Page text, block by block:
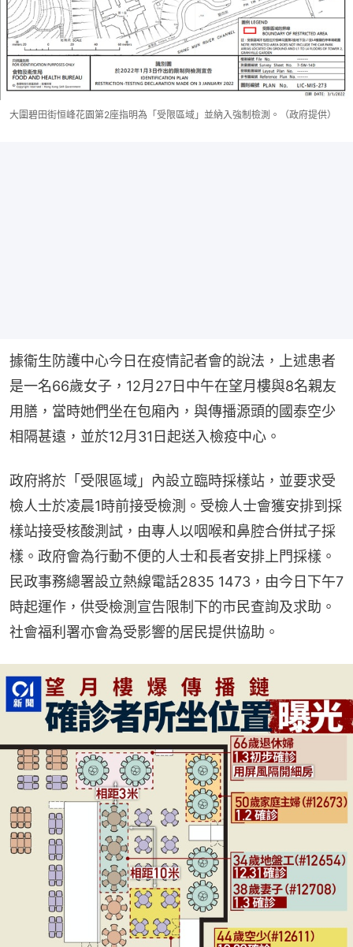
大圍碧田街恒峰花園第2座指明為「受限區域」並納入強制檢測。（政府提供）
據衞生防護中心今日在疫情記者會的說法，上述患者
是一名66歲女子，12月27日中午在望月樓與8名親友
用膳，當時她們坐在包廂內，與傳播源頭的國泰空少
相隔甚遠，並於12月31日起送入檢疫中心。
政府將於「受限區域」內設立臨時採樣站，並要求受
檢人士於凌晨1時前接受檢測。受檢人士會獲安排到採
樣站接受核酸測試，由專人以咽喉和鼻腔合併拭子採
樣。政府會為行動不便的人士和長者安排上門採樣。
民政事務總署設立熱線電話2835 1473，由今日下午7
時起運作，供受檢測宣告限制下的市民查詢及求助。
社會福利署亦會為受影響的居民提供協助。